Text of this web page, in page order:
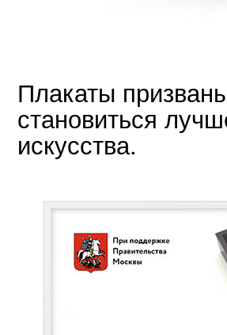
Плакаты
становиться
искусства.